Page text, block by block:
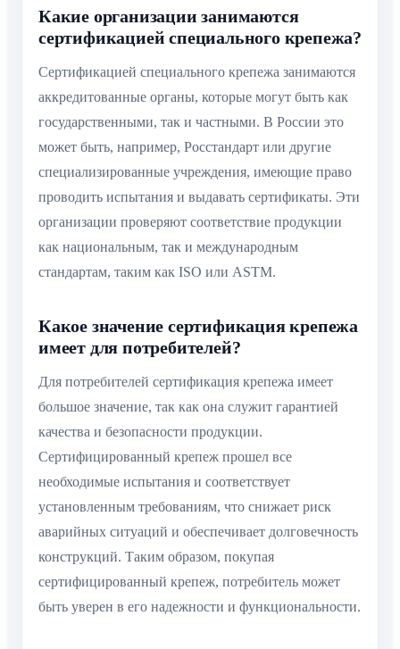
Какие организации занимаются
сертификацией специального крепежа?
Сертификацией специального крепежа занимаются
аккредитованные органы, которые могут быть как
государственными, так и частными. В России это
может быть, например, Росстандарт или другие
специализированные учреждения, имеющие право
проводить испытания и выдавать сертификаты. Эти
организации проверяют соответствие продукции
как национальным, так и международным
стандартам, таким как ISO или ASTM.
Какое значение сертификация крепежа
имеет для потребителей?
Для потребителей сертификация крепежа имеет
большое значение, так как она служит гарантией
качества и безопасности продукции.
Сертифицированный крепеж прошел все
необходимые испытания и соответствует
установленным требованиям, что снижает риск
аварийных ситуаций и обеспечивает долговечность
конструкций. Таким образом, покупая
сертифицированный крепеж, потребитель может
быть уверен в его надежности и функциональности.